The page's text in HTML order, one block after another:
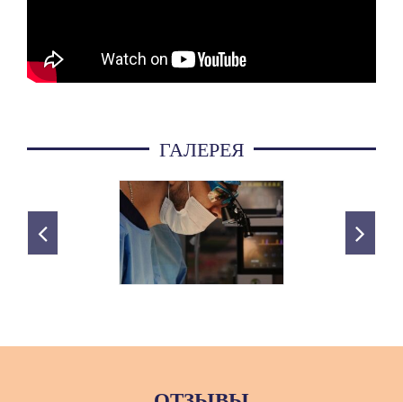
ГАЛЕРЕЯ